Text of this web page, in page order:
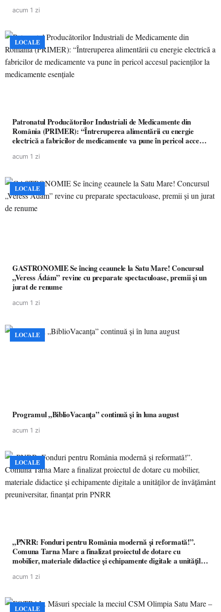
acum 1 zi
LOCALE
Patronatul Producătorilor Industriali de Medicamente din
România (PRIMER): “Întreruperea alimentării cu energie
electrică a fabricilor de medicamente va pune în pericol accesul
acum 1 zi
LOCALE
GASTRONOMIE Se încing ceaunele la Satu Mare! Concursul
„Veress Ádám” revine cu preparate spectaculoase, premii și un
jurat de renume
acum 1 zi
LOCALE
Programul „BiblioVacanța” continuă și în luna august
acum 1 zi
LOCALE
„PNRR: Fonduri pentru România modernă și reformată!”.
Comuna Tarna Mare a finalizat proiectul de dotare cu
mobilier, materiale didactice și echipamente digitale a unităților
acum 1 zi
LOCALE